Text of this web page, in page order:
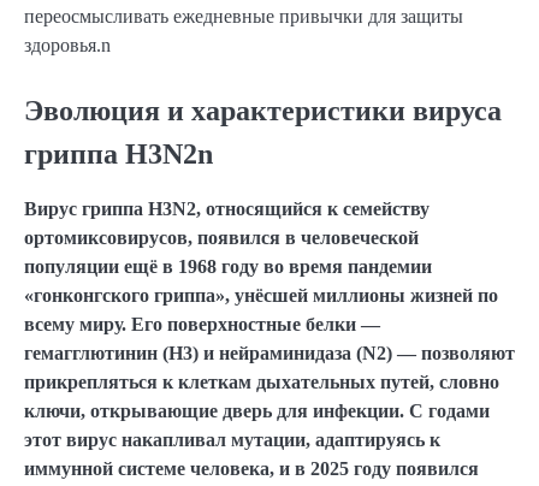
переосмысливать ежедневные привычки для защиты
здоровья.n
Эволюция и характеристики вируса
гриппа H3N2n
Вирус гриппа H3N2, относящийся к семейству
ортомиксовирусов, появился в человеческой
популяции ещё в 1968 году во время пандемии
«гонконгского гриппа», унёсшей миллионы жизней по
всему миру. Его поверхностные белки —
гемагглютинин (H3) и нейраминидаза (N2) — позволяют
прикрепляться к клеткам дыхательных путей, словно
ключи, открывающие дверь для инфекции. С годами
этот вирус накапливал мутации, адаптируясь к
иммунной системе человека, и в 2025 году появился